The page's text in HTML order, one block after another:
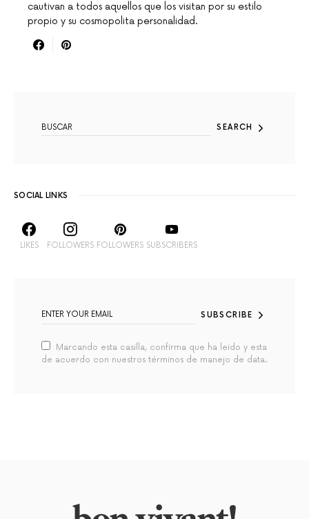
cautivan a todos aquellos que los visitan por su estilo
propio y su cosmopolita personalidad.
SEARCH
SOCIAL LINKS
LIKES FOLLOWERS FOLLOWERS SUBSCRIBERS
SUBSCRIBE
Marcando esta casilla, confirma que ha leido y esta
de acuerdo con nuestros términos de manejo de data.